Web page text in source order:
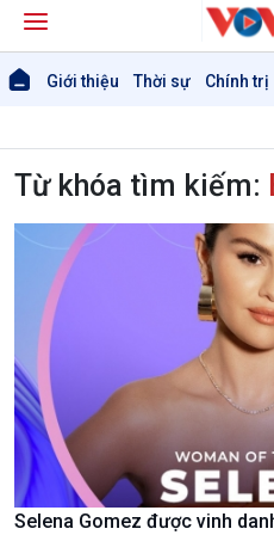
Giới thiệu Thời sự Chính trị
Giới thiệu
Chính trị
Từ khóa tìm kiếm:
Selena Gomez được vinh